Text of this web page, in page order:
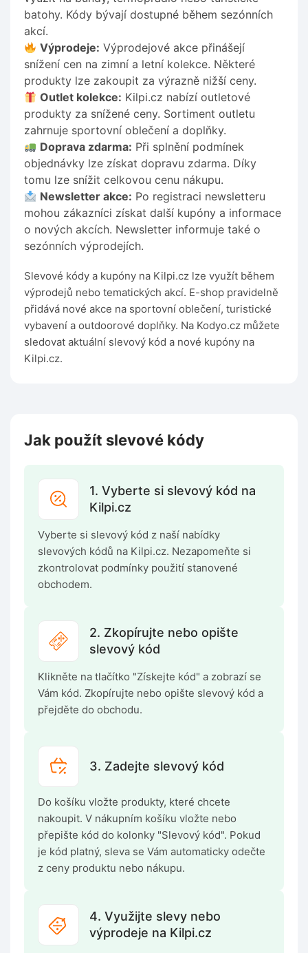
batohy. Kódy bývají dostupné během sezónních
akcí.
Výprodeje: Výprodejové akce přinášejí
snížení cen na zimní a letní kolekce. Některé
produkty lze zakoupit za výrazně nižší ceny.
Outlet kolekce: Kilpi.cz nabízí outletové
produkty za snížené ceny. Sortiment outletu
zahrnuje sportovní oblečení a doplňky.
Doprava zdarma: Při splnění podmínek
objednávky lze získat dopravu zdarma. Díky
tomu lze snížit celkovou cenu nákupu.
Newsletter akce: Po registraci newsletteru
mohou zákazníci získat další kupóny a informace
o nových akcích. Newsletter informuje také o
sezónních výprodejích.
Slevové kódy a kupóny na Kilpi.cz lze využít během
výprodejů nebo tematických akcí. E-shop pravidelně
přidává nové akce na sportovní oblečení, turistické
vybavení a outdoorové doplňky. Na Kodyo.cz můžete
sledovat aktuální slevový kód a nové kupóny na
Kilpi.cz.
Jak použít slevové kódy
1. Vyberte si slevový kód na
Kilpi.cz
Vyberte si slevový kód z naší nabídky
slevových kódů na Kilpi.cz. Nezapomeňte si
zkontrolovat podmínky použití stanovené
obchodem.
2. Zkopírujte nebo opište
slevový kód
Klikněte na tlačítko "Získejte kód" a zobrazí se
Vám kód. Zkopírujte nebo opište slevový kód a
přejděte do obchodu.
3. Zadejte slevový kód
Do košíku vložte produkty, které chcete
nakoupit. V nákupním košíku vložte nebo
přepište kód do kolonky "Slevový kód". Pokud
je kód platný, sleva se Vám automaticky odečte
z ceny produktu nebo nákupu.
4. Využijte slevy nebo
výprodeje na Kilpi.cz